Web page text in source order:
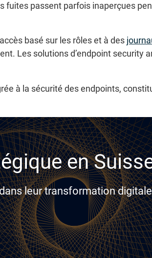
fuites passent parfois inaperçues
basé sur les rôles et à des
Les solutions d’endpoint security
à la sécurité des endpoints,
en
leur transformation digitale